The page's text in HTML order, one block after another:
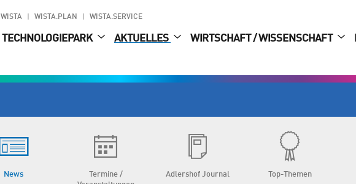
WISTA WISTA.PLAN WISTA.SERVICE
TECHNOLOGIEPARK AKTUELLES WIRTSCHAFT / WISSENSCHAFT
News
Termine /
Adlershof Journal Top-Themen